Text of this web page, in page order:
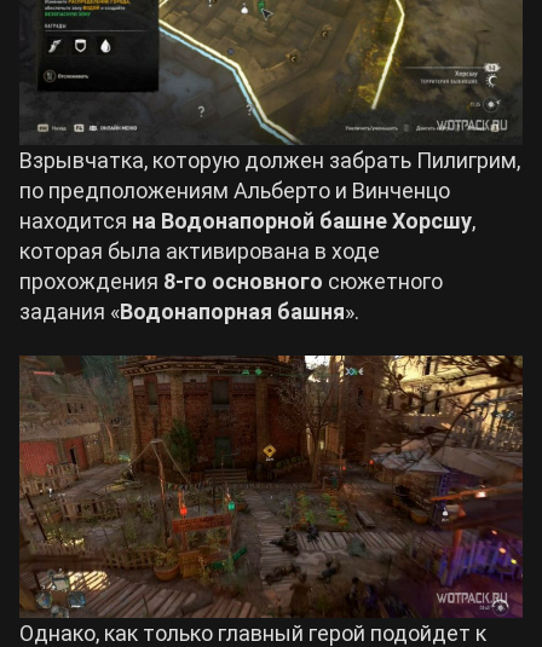
Взрывчатка, которую должен забрать Пилигрим,
по предположениям Альберто и Винченцо
находится на Водонапорной башне Хорсшу,
которая была активирована в ходе
прохождения 8-го основного сюжетного
задания «Водонапорная башня».
Однако, как только главный герой подойдет к